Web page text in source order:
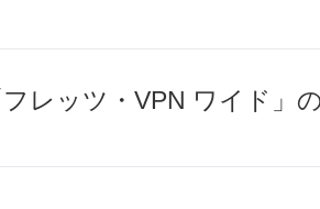
レッツ・VPN ワイド」